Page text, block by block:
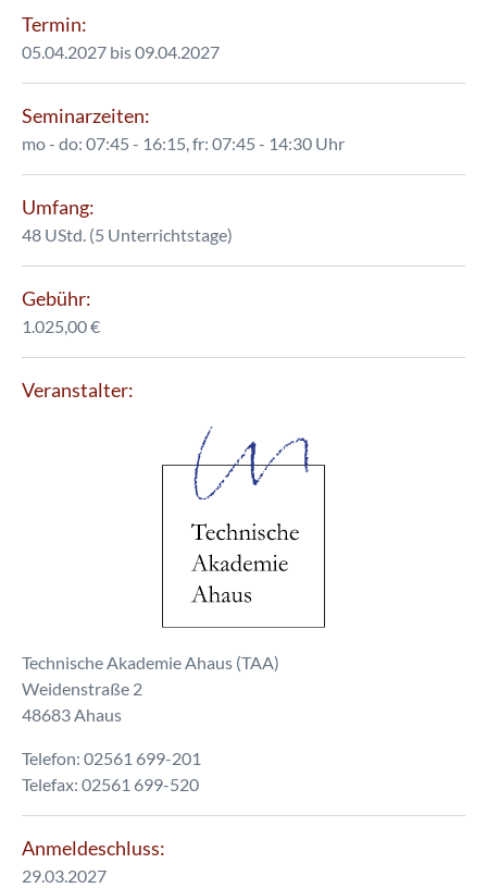
Termin:
05.04.2027 bis 09.04.2027
Seminarzeiten:
mo - do: 07:45 - 16:15, fr: 07:45 - 14:30 Uhr
Umfang:
48 UStd. (5 Unterrichtstage)
Gebühr:
1.025,00 €
Veranstalter:
Technische Akademie Ahaus (TAA)
Weidenstraße 2
48683 Ahaus
Telefon: 02561 699-201
Telefax: 02561 699-520
Anmeldeschluss:
29.03.2027